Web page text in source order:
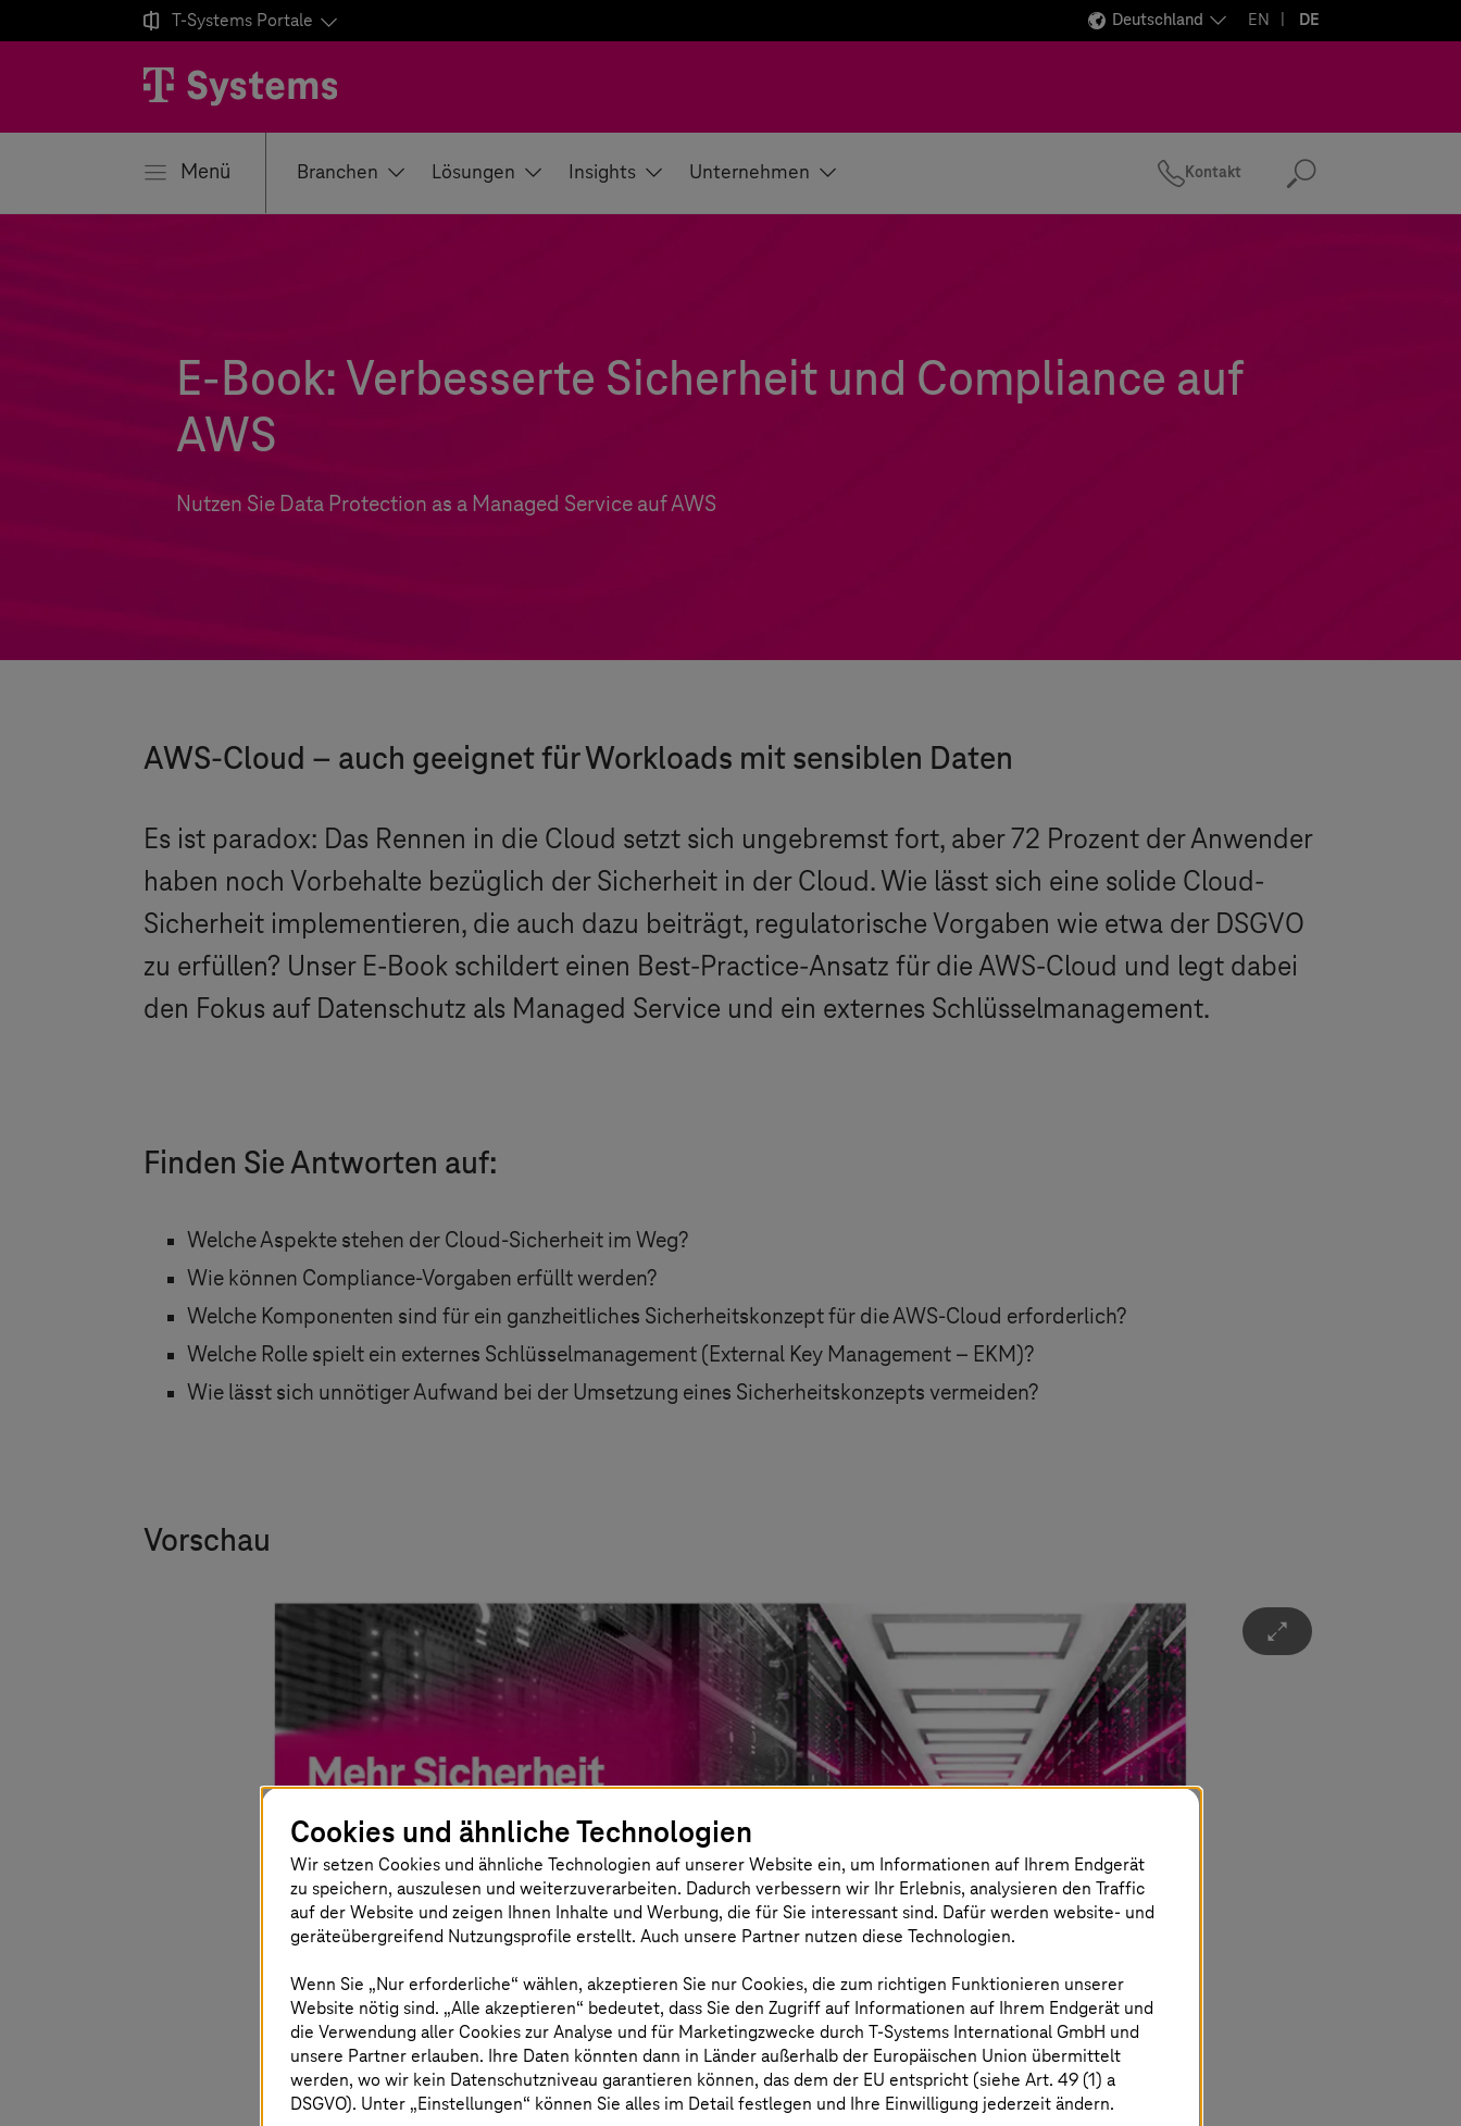
 T-Systems Portale Deutschland EN DE
Menü Branchen Lösungen Insights Unternehmen Kontakt Suchen
E-Book: Verbesserte Sicherheit und Compliance auf
AWS
Nutzen Sie Data Protection as a Managed Service auf AWS
AWS-Cloud – auch geeignet für Workloads mit sensiblen Daten
Es ist paradox: Das Rennen in die Cloud setzt sich ungebremst fort, aber 72 Prozent der Anwender
haben noch Vorbehalte bezüglich der Sicherheit in der Cloud. Wie lässt sich eine solide Cloud-
Sicherheit implementieren, die auch dazu beiträgt, regulatorische Vorgaben wie etwa der DSGVO
zu erfüllen? Unser E-Book schildert einen Best-Practice-Ansatz für die AWS-Cloud und legt dabei
den Fokus auf Datenschutz als Managed Service und ein externes Schlüsselmanagement.
Finden Sie Antworten auf:
Welche Aspekte stehen der Cloud-Sicherheit im Weg?
Wie können Compliance-Vorgaben erfüllt werden?
Welche Komponenten sind für ein ganzheitliches Sicherheitskonzept für die AWS-Cloud erforderlich?
Welche Rolle spielt ein externes Schlüsselmanagement (External Key Management – EKM)?
Wie lässt sich unnötiger Aufwand bei der Umsetzung eines Sicherheitskonzepts vermeiden?
Vorschau
Ü
Cookies und ähnliche Technologien
Wir setzen Cookies und ähnliche Technologien auf unserer Website ein, um Informationen auf Ihrem Endgerät
zu speichern, auszulesen und weiterzuverarbeiten. Dadurch verbessern wir Ihr Erlebnis, analysieren den Traffic
auf der Website und zeigen Ihnen Inhalte und Werbung, die für Sie interessant sind. Dafür werden website- und
geräteübergreifend Nutzungsprofile erstellt. Auch unsere Partner nutzen diese Technologien.
Wenn Sie „Nur erforderliche“ wählen, akzeptieren Sie nur Cookies, die zum richtigen Funktionieren unserer
Website nötig sind. „Alle akzeptieren“ bedeutet, dass Sie den Zugriff auf Informationen auf Ihrem Endgerät und
die Verwendung aller Cookies zur Analyse und für Marketingzwecke durchT-Systems International GmbH und
unsere Partner erlauben. Ihre Daten könnten dann in Länder außerhalb der Europäischen Union übermittelt
werden, wo wir kein Datenschutzniveau garantieren können, das dem der EU entspricht (siehe Art. 49 (1) a
DSGVO). Unter „Einstellungen“ können Sie alles im Detail festlegen und Ihre Einwilligung jederzeit ändern.